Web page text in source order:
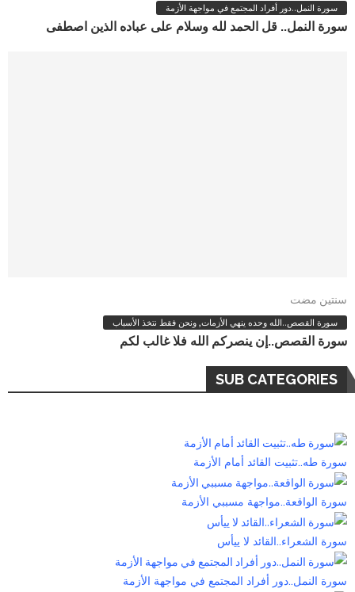
سورة النمل..دور أفراد المجتمع في مواجهة الأزمة
سورة النمل.. قل الحمد لله وسلام على عباده الذين اصطفى
سنتين مضت
سورة القصص..الله وحده ينهي الأزمات, ونحن فقط نتخذ الأسباب
سورة القصص..إن ينصركم الله فلا غالب لكم
SUB CATEGORIES
سورة طه..تثبيت القائد أمام الأزمة
سورة الواقعة..مواجهة مسببي الأزمة
سورة الشعراء..القائد لا ييأس
سورة النمل..دور أفراد المجتمع في مواجهة الأزمة